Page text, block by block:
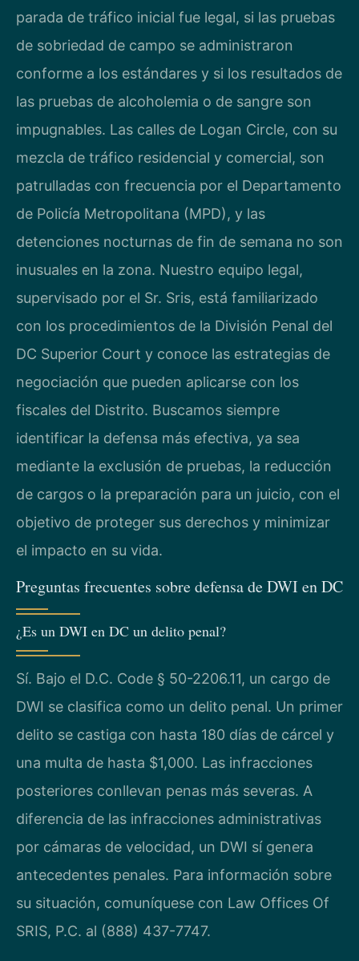
parada de tráfico inicial fue legal, si las pruebas
de sobriedad de campo se administraron
conforme a los estándares y si los resultados de
las pruebas de alcoholemia o de sangre son
impugnables. Las calles de Logan Circle, con su
mezcla de tráfico residencial y comercial, son
patrulladas con frecuencia por el Departamento
de Policía Metropolitana (MPD), y las
detenciones nocturnas de fin de semana no son
inusuales en la zona. Nuestro equipo legal,
supervisado por el Sr. Sris, está familiarizado
con los procedimientos de la División Penal del
DC Superior Court y conoce las estrategias de
negociación que pueden aplicarse con los
fiscales del Distrito. Buscamos siempre
identificar la defensa más efectiva, ya sea
mediante la exclusión de pruebas, la reducción
de cargos o la preparación para un juicio, con el
objetivo de proteger sus derechos y minimizar
el impacto en su vida.
Preguntas frecuentes sobre defensa de DWI en DC
¿Es un DWI en DC un delito penal?
Sí. Bajo el D.C. Code § 50-2206.11, un cargo de
DWI se clasifica como un delito penal. Un primer
delito se castiga con hasta 180 días de cárcel y
una multa de hasta $1,000. Las infracciones
posteriores conllevan penas más severas. A
diferencia de las infracciones administrativas
por cámaras de velocidad, un DWI sí genera
antecedentes penales. Para información sobre
su situación, comuníquese con Law Offices Of
SRIS, P.C. al (888) 437-7747.